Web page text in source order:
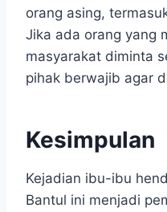
orang asing,
Jika ada orang yang
masyarakat diminta
pihak berwajib agar
Kesimpulan
Kejadian ibu-ibu
Bantul ini menjadi